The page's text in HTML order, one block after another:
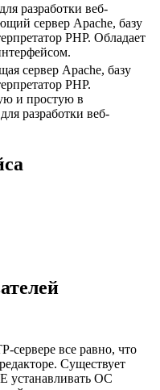
разработки веб-
сервер Apache, базу
PHP. Обладает
сервер Apache, базу
PHP.
и простую в
разработки веб-
сервере все равно, что
Существует
устанавливать ОС